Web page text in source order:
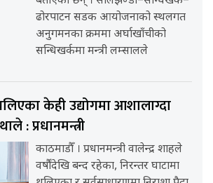
ढोरपाटन सडक आयोजनाको स्थलगत
अनुगमनका क्रममा अर्घाखाँचीको
सन्धिखर्कमा मन्त्री लम्सालले
केही उद्योगमा आशालाग्दा
: प्रधानमन्त्री
काठमाडौँ । प्रधानमन्त्री वालेन्द्र शाहले
वर्षौंदेखि बन्द रहेका, निरन्तर घाटामा